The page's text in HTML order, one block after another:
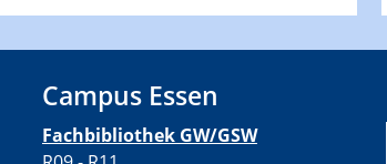
Campus Essen
Fachbibliothek GW/GSW